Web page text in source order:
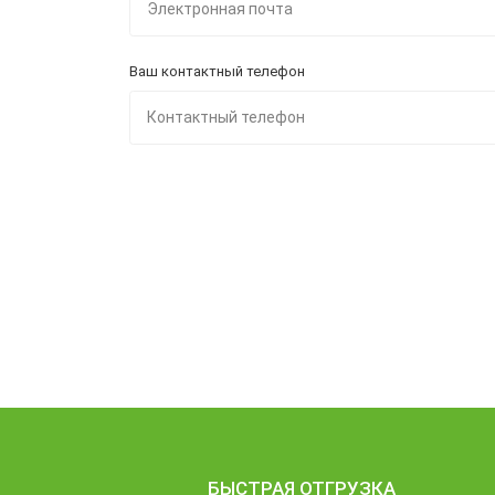
Ваш контактный телефон
БЫСТРАЯ ОТГРУЗКА